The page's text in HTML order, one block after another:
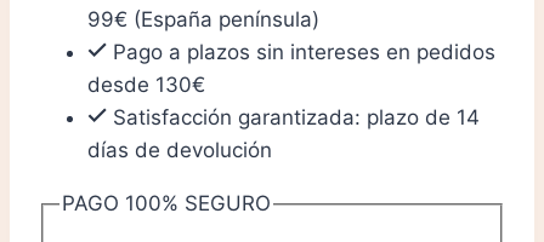
99€ (España península)
Pago a plazos sin intereses en pedidos
desde 130€
Satisfacción garantizada: plazo de 14
días de devolución
PAGO 100% SEGURO